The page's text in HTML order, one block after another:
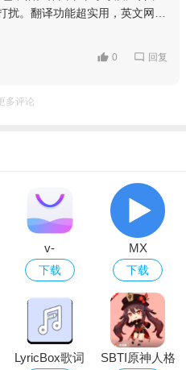
扰。翻译功能超实用，英文网页
量，省电还安全，权限也只申请
0 回复
多评论
v-
appstore(vivo
2026最新版
下载
MX
Player(MX播
放器)最新版
去广告
下载
LyricBox歌词
SBTI原神人格